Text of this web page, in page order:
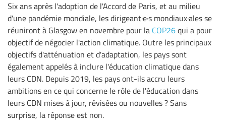
Six ans après l'adoption de l'Accord de Paris, et au milieu
d'une pandémie mondiale, les dirigeant·e·s mondiaux·ales se
réuniront à Glasgow en novembre pour la COP26qui a pour
objectif de négocier l'action climatique. Outre les principaux
objectifs d'atténuation et d'adaptation, les pays sont
également appelés à inclure l'éducation climatique dans
leurs CDN. Depuis 2019, les pays ont-ils accru leurs
ambitions en ce qui concerne le rôle de l'éducation dans
leurs CDN mises à jour, révisées ou nouvelles ? Sans
surprise, la réponse est non.